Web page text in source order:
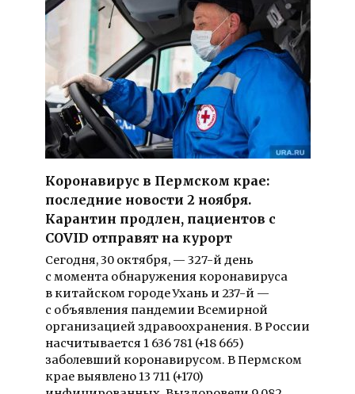
Коронавирус в Пермском крае:
последние новости 2 ноября.
Карантин продлен, пациентов с
COVID отправят на курорт
Сегодня, 30 октября, — 327-й день
с момента обнаружения коронавируса
в китайском городе Ухань и 237-й —
с объявления пандемии Всемирной
организацией здравоохранения. В России
насчитывается 1 636 781 (+18 665)
заболевший коронавирусом. В Пермском
крае выявлено 13 711 (+170)